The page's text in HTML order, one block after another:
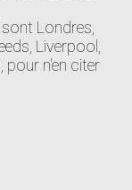
Londres,
Liverpool,
pour n'en citer